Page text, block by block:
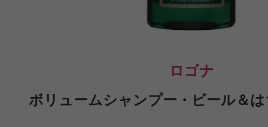
ロゴナ
ボリュームシャンプー・ビール＆